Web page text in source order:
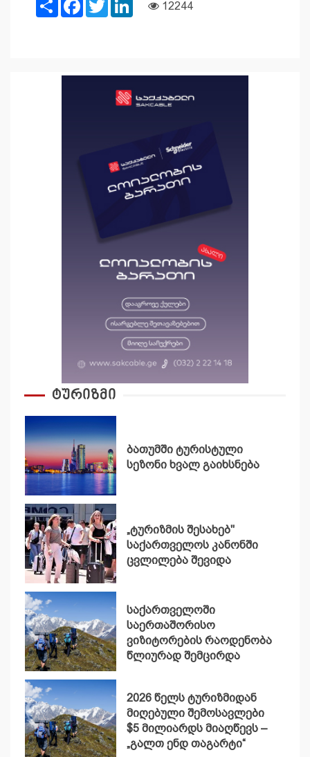
12244
ტურიზმი
ბათუმში ტურისტული
სეზონი ხვალ გაიხსნება
„ტურიზმის შესახებ"
საქართველოს კანონში
ცვლილება შევიდა
საქართველოში
საერთაშორისო
ვიზიტორების რაოდენობა
წლიურად შემცირდა
2026 წელს ტურიზმიდან
მიღებული შემოსავლები
$5 მილიარდს მიაღწევს –
„გალთ ენდ თაგარტი“